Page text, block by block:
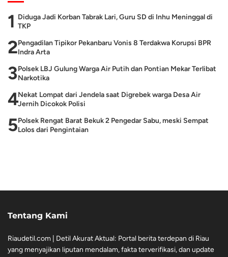
1 Diduga Jadi Korban Tabrak Lari, Guru SD di Inhu Meninggal di
TKP
2Pengadilan Tipikor Pekanbaru Vonis 8 Terdakwa Korupsi BPR
Indra Arta
3Polsek LBJ Gulung Warga Air Putih dan Pontian Mekar Terlibat
Narkotika
4Nekat Lompat dari Jendela saat Digrebek warga Desa Air
Jernih Dicokok Polisi
5Polsek Rengat Barat Bekuk 2 Pengedar Sabu, meski Sempat
Lolos dari Pengintaian
Tentang Kami
Riaudetil.com | Detil Akurat Aktual: Portal berita terdepan di Riau
yang menyajikan liputan mendalam, fakta terverifikasi, dan update